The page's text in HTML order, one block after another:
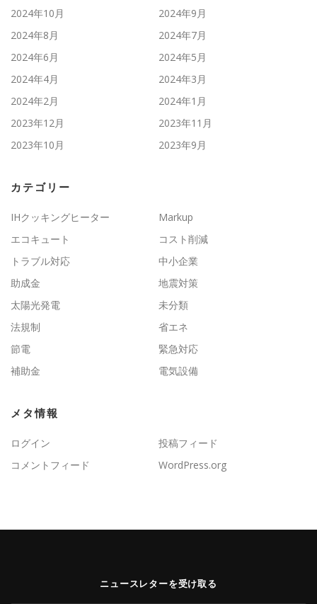
2024年10月
2024年9月
2024年8月
2024年7月
2024年6月
2024年5月
2024年4月
2024年3月
2024年2月
2024年1月
2023年12月
2023年11月
2023年10月
2023年9月
カテゴリー
IHクッキングヒーター
Markup
エコキュート
コスト削減
トラブル対応
中小企業
助成金
地震対策
太陽光発電
未分類
法規制
省エネ
節電
緊急対応
補助金
電気設備
メタ情報
ログイン
投稿フィード
コメントフィード
WordPress.org
ニュースレターを受け取る